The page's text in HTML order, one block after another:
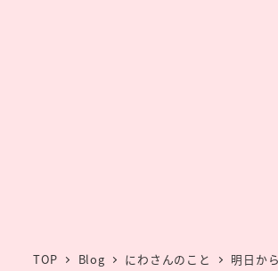
TOP Blog にわさんのこと 明日か